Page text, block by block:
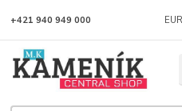
EUR
+421 940 949 000